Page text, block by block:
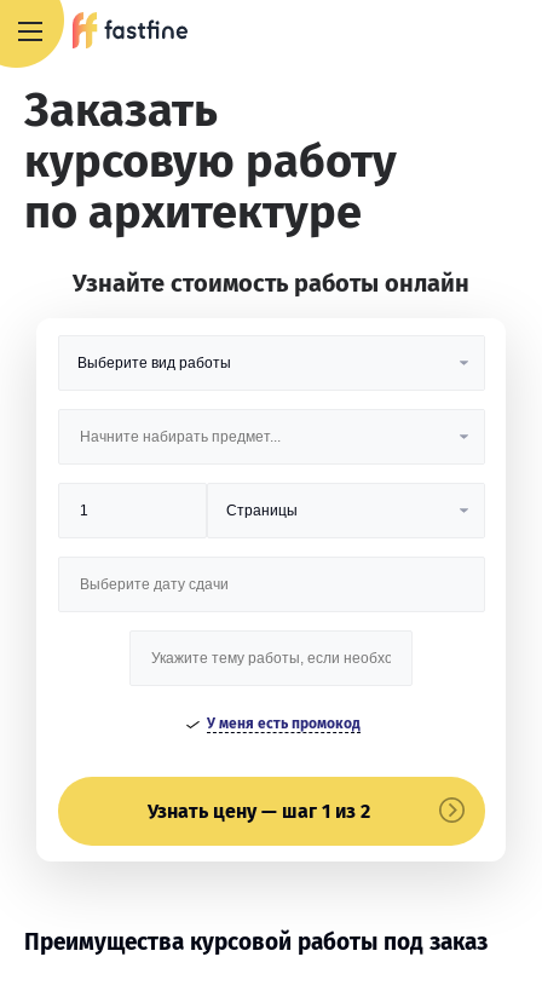
Заказать
курсовую работу
по архитектуре
Узнайте стоимость работы онлайн
У меня есть промокод
Узнать цену — шаг 1 из 2
Преимущества курсовой работы под заказ